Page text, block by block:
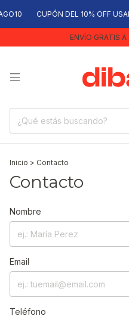
CUPÓN DEL 10% OFF
ENVÍO GRATIS
Inicio > Contacto
Contacto
Nombre
Email
Teléfono